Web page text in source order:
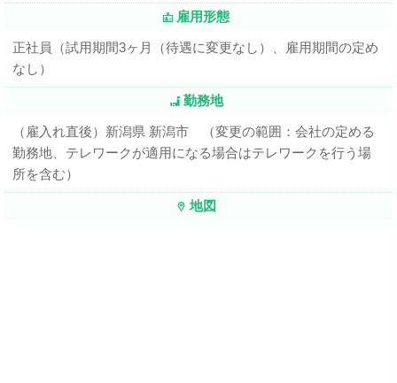
雇用形態
正社員（試用期間3ヶ月（待遇に変更なし）、雇用期間の定め
なし）
勤務地
（雇入れ直後）新潟県 新潟市 （変更の範囲：会社の定める
勤務地、テレワークが適用になる場合はテレワークを行う場
所を含む）
地図